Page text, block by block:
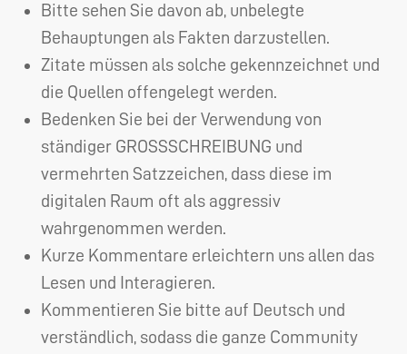
Bitte sehen Sie davon ab, unbelegte
Behauptungen als Fakten darzustellen.
Zitate müssen als solche gekennzeichnet und
die Quellen offengelegt werden.
Bedenken Sie bei der Verwendung von
ständiger GROSSSCHREIBUNG und
vermehrten Satzzeichen, dass diese im
digitalen Raum oft als aggressiv
wahrgenommen werden.
Kurze Kommentare erleichtern uns allen das
Lesen und Interagieren.
Kommentieren Sie bitte auf Deutsch und
verständlich, sodass die ganze Community